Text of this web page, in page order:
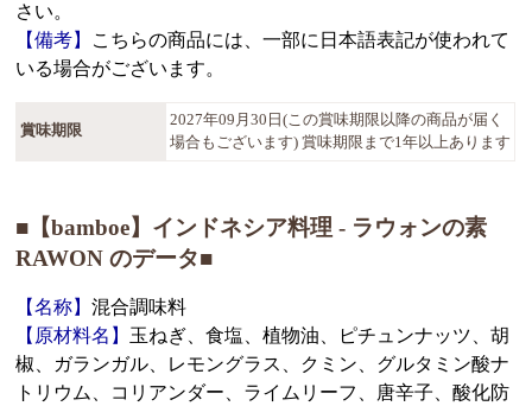
さい。
【備考】 こちらの商品には、一部に日本語表記が使われて
いる場合がございます。
賞味期限
2027年09月30日(この賞味期限以降の商品が届く
場合もございます) 賞味期限まで1年以上あります
■【bamboe】インドネシア料理 - ラウォンの素
RAWON のデータ■
【名称】混合調味料
【原材料名】 玉ねぎ、食塩、植物油、ピチュンナッツ、胡
椒、ガランガル、レモングラス、クミン、グルタミン酸ナ
トリウム、コリアンダー、ライムリーフ、唐辛子、酸化防